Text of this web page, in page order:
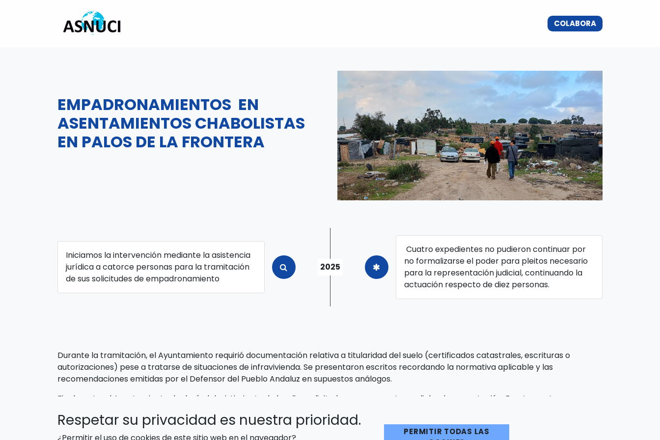
LUCHA POR EL DERECHO AL EMPADRONAMIENTO DONACIONES
COLABORA​​
EMPADRONAMIENTOS EN
ASENTAMIENTOS CHABOLISTAS
EN PALOS DE LA FRONTERA
2025
Iniciamos la intervención mediante la asistencia
jurídica a catorce personas para la tramitación
de sus solicitudes de empadronamiento
Cuatro expedientes no pudieron continuar por
no formalizarse el poder para pleitos necesario
para la representación judicial, continuando la
actuación respecto de diez personas.
Durante la tramitación, el Ayuntamiento requirió documentación relativa a titularidad del suelo (certificados catastrales, escrituras o
autorizaciones) pese a tratarse de situaciones de infravivienda. Se presentaron escritos recordando la normativa aplicable y las
recomendaciones emitidas por el Defensor del Pueblo Andaluz en supuestos análogos.
Finalmente, el Ayuntamiento declaró el desistimiento de las diez solicitudes por no aportarse dicha documentación. Frente a estas
la apertura de investigación.
Respetar su privacidad es nuestra prioridad.
PERMITIR TODAS LAS